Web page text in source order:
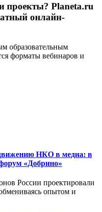
проекты? Planeta.ru
онлайн-
образовательным
форматы вебинаров и
НКО в медиа: в
«Добрино»
России проектировали
опытом и